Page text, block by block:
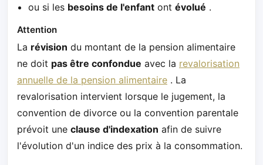
ou si les besoins de l'enfant ontévolué .
Attention
La révision du montant de la pension alimentaire
ne doit pas être confondue avec la revalorisation
annuelle de la pension alimentaire . La
revalorisation intervient lorsque le jugement, la
convention de divorce ou la convention parentale
prévoit une clause d'indexation afin de suivre
l'évolution d'un indice des prix à la consommation.